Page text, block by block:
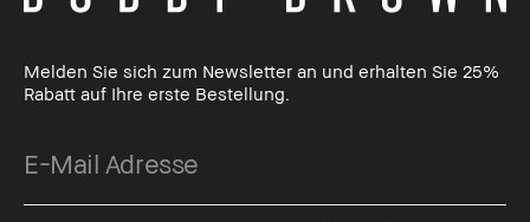
Melden Sie sich zum Newsletter an und erhalten Sie 25%
Rabatt auf Ihre erste Bestellung.